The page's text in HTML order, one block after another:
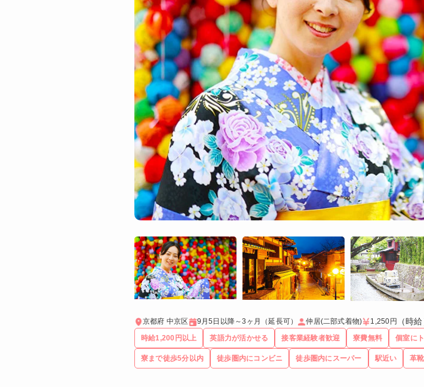
京都府 中京区 9月5日以降～3ヶ月（延長可） 仲居(二部式着物) 1,250円 （時給
時給1,200円以上 英語力が活かせる 接客業経験者歓迎 寮費無料 個室に
寮まで徒歩5分以内 徒歩圏内にコンビニ 徒歩圏内にスーパー 駅近い 革